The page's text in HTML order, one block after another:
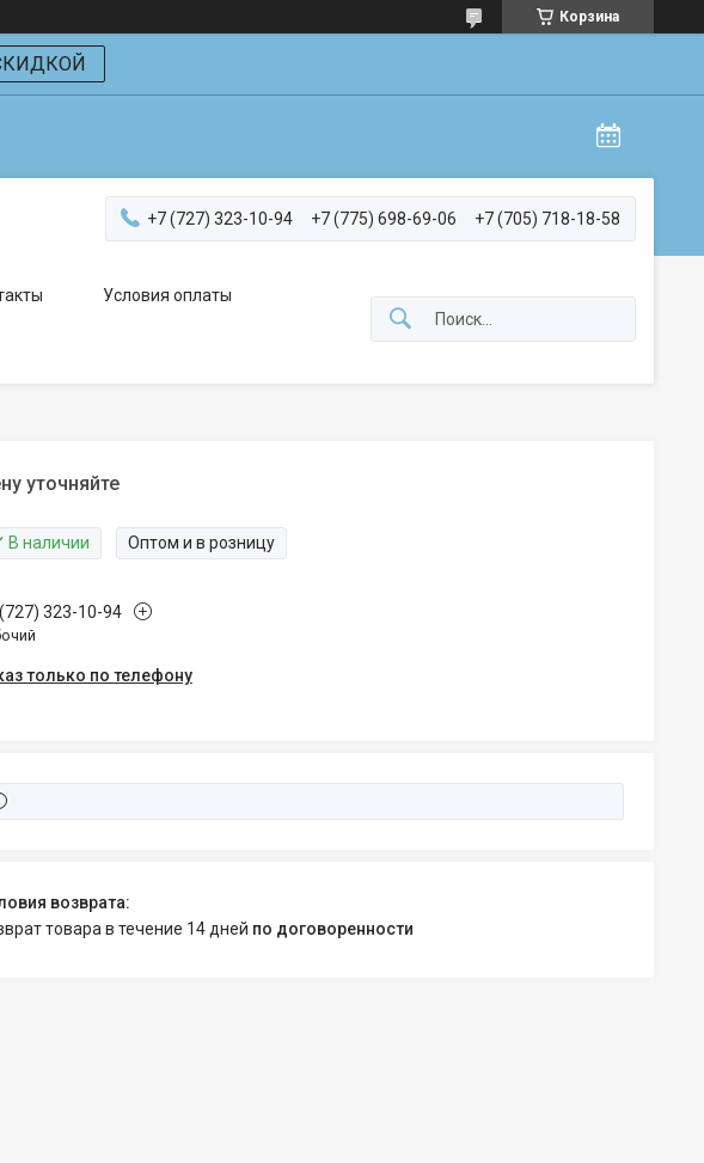
Корзина
+7 (727) 323-10-94 +7 (775) 698-69-06 +7 (705) 718-18-58
Условия оплаты
уточняйте
В наличии Оптом и в розницу
323-10-94
только по телефону
товара в течение 14 дней по договоренности